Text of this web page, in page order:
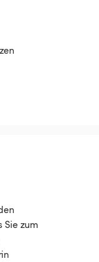
Sie zum